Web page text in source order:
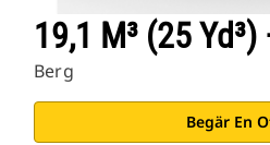
19,1 M³ (25
Berg
Begär En